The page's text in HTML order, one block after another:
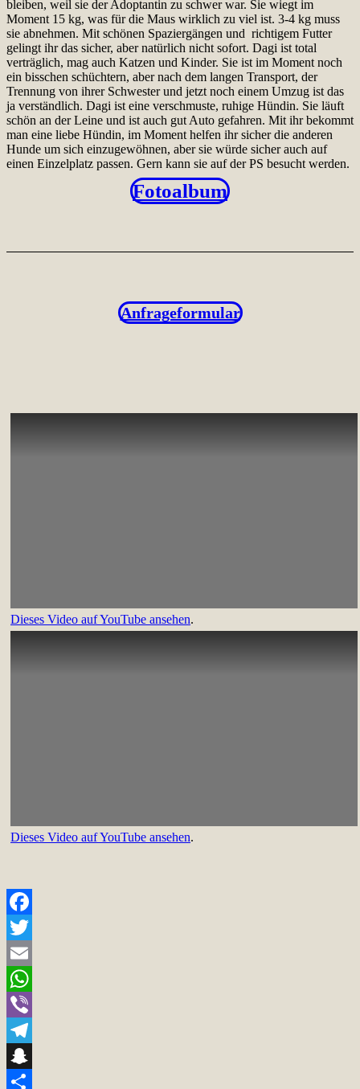
bleiben, weil sie der Adoptantin zu schwer war. Sie wiegt im
Moment 15 kg, was für die Maus wirklich zu viel ist. 3-4 kg muss
sie abnehmen. Mit schönen Spaziergängen und richtigem Futter
gelingt ihr das sicher, aber natürlich nicht sofort. Dagi ist total
verträglich, mag auch Katzen und Kinder. Sie ist im Moment noch
ein bisschen schüchtern, aber nach dem langen Transport, der
Trennung von ihrer Schwester und jetzt noch einem Umzug ist das
ja verständlich. Dagi ist eine verschmuste, ruhige Hündin. Sie läuft
schön an der Leine und ist auch gut Auto gefahren. Mit ihr bekommt
man eine liebe Hündin, im Moment helfen ihr sicher die anderen
Hunde um sich einzugewöhnen, aber sie würde sicher auch auf
einen Einzelplatz passen. Gern kann sie auf der PS besucht werden.
Fotoalbum
Anfrageformular
Dieses Video auf YouTube ansehen.
Dieses Video auf YouTube ansehen.
Facebook
Twitter
Email
WhatsApp
Viber
Telegram
Snapchat